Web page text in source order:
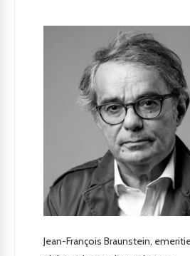
Jean-François Braunstein,